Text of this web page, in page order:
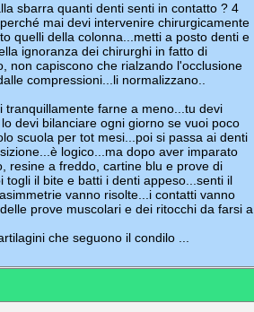
sbarra quanti denti senti in contatto ? 4
mai devi intervenire chirurgicamente
quelli della colonna...metti a posto denti e
ignoranza dei chirurghi in fatto di
non capiscono che rialzando l'occlusione
compressioni...li normalizzano..
farne a meno...tu devi
devi bilanciare ogni giorno se vuoi poco
scuola per tot mesi...poi si passa ai denti
logico...ma dopo aver imparato
resine a freddo, cartine blu e prove di
il bite e batti i denti appeso...senti il
vanno risolte...i contatti vanno
prove muscolari e dei ritocchi da farsi a
che seguono il condilo ...